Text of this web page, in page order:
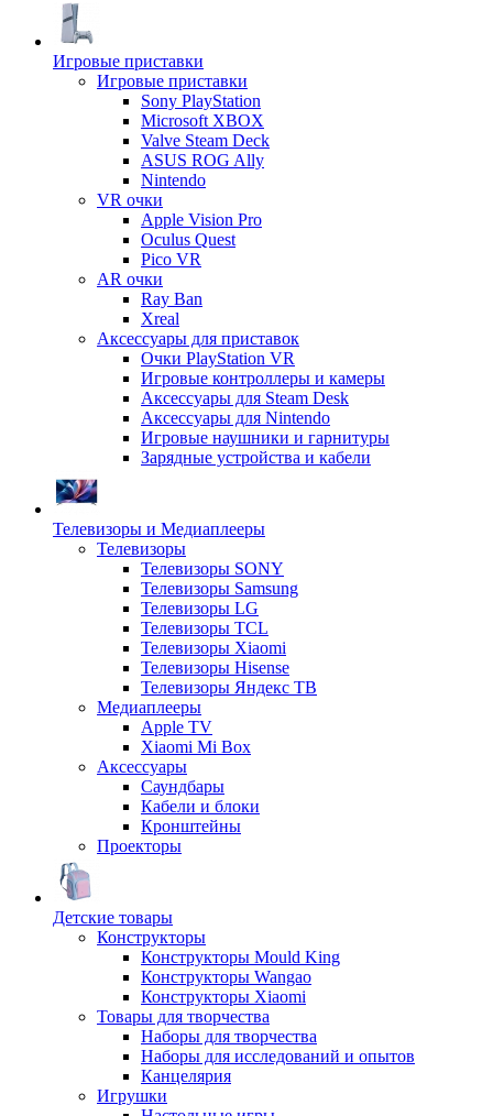
Игровые приставки
Игровые приставки
Sony PlayStation
Microsoft XBOX
Valve Steam Deck
ASUS ROG Ally
Nintendo
VR очки
Apple Vision Pro
Oculus Quest
Pico VR
AR очки
Ray Ban
Xreal
Аксессуары для приставок
Очки PlayStation VR
Игровые контроллеры и камеры
Аксессуары для Steam Desk
Аксессуары для Nintendo
Игровые наушники и гарнитуры
Зарядные устройства и кабели
Телевизоры и Медиаплееры
Телевизоры
Телевизоры SONY
Телевизоры Samsung
Телевизоры LG
Телевизоры TCL
Телевизоры Xiaomi
Телевизоры Hisense
Телевизоры Яндекс ТВ
Медиаплееры
Apple TV
Xiaomi Mi Box
Аксессуары
Саундбары
Кабели и блоки
Кронштейны
Проекторы
Детские товары
Конструкторы
Конструкторы Mould King
Конструкторы Wangao
Конструкторы Xiaomi
Товары для творчества
Наборы для творчества
Наборы для исследований и опытов
Канцелярия
Игрушки